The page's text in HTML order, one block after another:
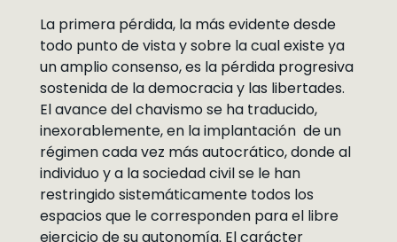
La primera pérdida, la más evidente desde
todo punto de vista y sobre la cual existe ya
un amplio consenso, es la pérdida progresiva
sostenida de la democracia y las libertades.
El avance del chavismo se ha traducido,
inexorablemente, en la implantación de un
régimen cada vez más autocrático, donde al
individuo y a la sociedad civil se le han
restringido sistemáticamente todos los
espacios que le corresponden para el libre
ejercicio de su autonomía. El carácter